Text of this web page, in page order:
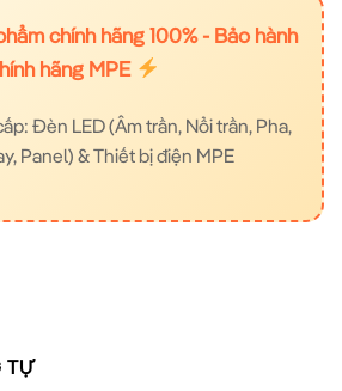
chính hãng 100% - Bảo hành
hãng MPE
Đèn LED (Âm trần, Nổi trần, Pha,
Panel) & Thiết bị điện MPE
TỰ